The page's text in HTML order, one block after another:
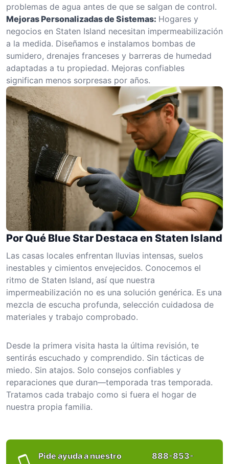
problemas de agua antes de que se salgan de control.
Mejoras Personalizadas de Sistemas: Hogares y
negocios en Staten Island necesitan impermeabilización
a la medida. Diseñamos e instalamos bombas de
sumidero, drenajes franceses y barreras de humedad
adaptadas a tu propiedad. Mejoras confiables
significan menos sorpresas por años.
Por Qué Blue Star Destaca en Staten Island
Las casas locales enfrentan lluvias intensas, suelos
inestables y cimientos envejecidos. Conocemos el
ritmo de Staten Island, así que nuestra
impermeabilización no es una solución genérica. Es una
mezcla de escucha profunda, selección cuidadosa de
materiales y trabajo comprobado.
Desde la primera visita hasta la última revisión, te
sentirás escuchado y comprendido. Sin tácticas de
miedo. Sin atajos. Solo consejos confiables y
reparaciones que duran—temporada tras temporada.
Tratamos cada trabajo como si fuera el hogar de
nuestra propia familia.
Pide ayuda a nuestro
888-853-